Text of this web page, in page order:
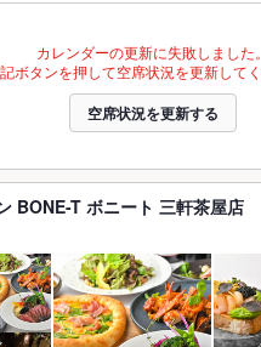
カレンダーの更新に失敗しました。
ボタンを押して空席状況を更新してく
空席状況を更新する
BONE-T ボニート 三軒茶屋店